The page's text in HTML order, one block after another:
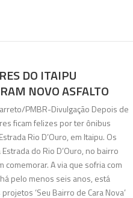
DO ITAIPU
NOVO ASFALTO
PMBR-Divulgação Depois de
ficam felizes por ter ônibus
Rio D’Ouro, em Itaipu. Os
do Rio D’Ouro, no bairro
comemorar. A via que sofria com
pelo menos seis anos, está
‘Seu Bairro de Cara Nova’